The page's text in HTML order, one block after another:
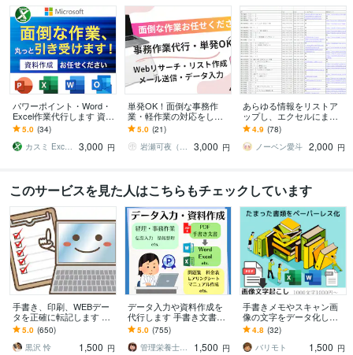
パワーポイント・Word・
Excel作業代行します 資料
作成！どんな内容でも是
非ご相談ください！
5.0 (34)
カスミ Excel VBA 講師
3,000 円
単発OK！面倒な事務作
業・軽作業の対応をしま
す 手間のかかるコツコツ
作業、代わりにやりま
す！
5.0 (21)
岩瀬可夜（いわせかよ）
3,000 円
あらゆる情報をリストア
ップし、エクセルにまと
めます データ1件あたり4
円～！迅速かつ丁寧に対
応します！！
4.9 (78)
ノーベン愛斗 2,000 円
このサービスを見た人はこちらもチェックしています
手書き、印刷、WEBデー
タを正確に転記します 返
信・見積り早め◎土日祝
や夜も対応可
5.0 (650)
黒沢 怜
1,500 円
データ入力や資料作成を
代行します 手書き文書の
デジタル化、経費入力や
問診票等の書類作成まで
5.0 (755)
管理栄養士 カワ
1,500 円
手書きメモやスキャン画
像の文字をデータ化しま
す お店のメニュー表やチ
ラシ作成のアップデート
も対応！
4.8 (32)
バリモト
1,500 円